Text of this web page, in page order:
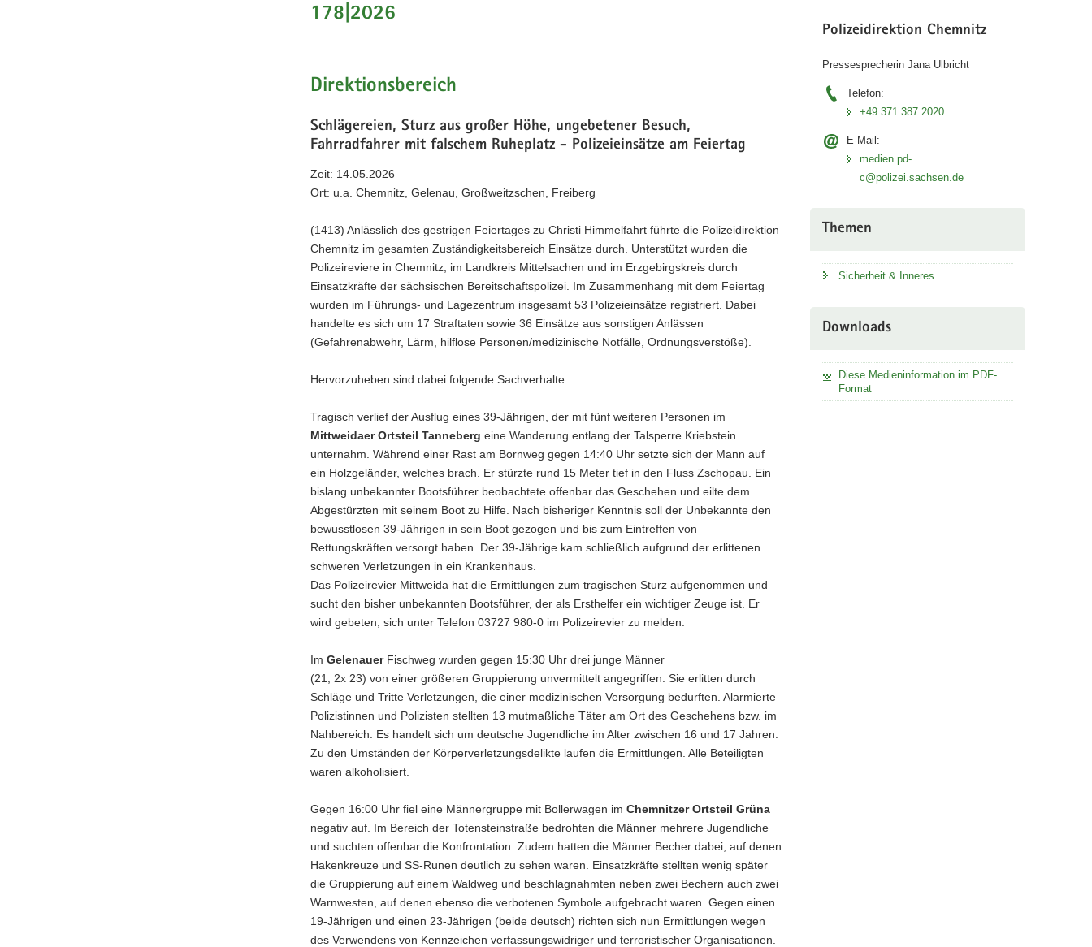
178|2026
Direktionsbereich
Schlägereien, Sturz aus großer Höhe, ungebetener Besuch,
Fahrradfahrer mit falschem Ruheplatz - Polizeieinsätze am Feiertag
Zeit: 14.05.2026
Ort: u.a. Chemnitz, Gelenau, Großweitzschen, Freiberg
(1413) Anlässlich des gestrigen Feiertages zu Christi Himmelfahrt führte die Polizeidirektion
Chemnitz im gesamten Zuständigkeitsbereich Einsätze durch. Unterstützt wurden die
Polizeireviere in Chemnitz, im Landkreis Mittelsachen und im Erzgebirgskreis durch
Einsatzkräfte der sächsischen Bereitschaftspolizei. Im Zusammenhang mit dem Feiertag
wurden im Führungs- und Lagezentrum insgesamt 53 Polizeieinsätze registriert. Dabei
handelte es sich um 17 Straftaten sowie 36 Einsätze aus sonstigen Anlässen
(Gefahrenabwehr, Lärm, hilflose Personen/medizinische Notfälle, Ordnungsverstöße).
Hervorzuheben sind dabei folgende Sachverhalte:
Tragisch verlief der Ausflug eines 39-Jährigen, der mit fünf weiteren Personen im
Mittweidaer Ortsteil Tanneberg eine Wanderung entlang der Talsperre Kriebstein
unternahm. Während einer Rast am Bornweg gegen 14:40 Uhr setzte sich der Mann auf
ein Holzgeländer, welches brach. Er stürzte rund 15 Meter tief in den Fluss Zschopau. Ein
bislang unbekannter Bootsführer beobachtete offenbar das Geschehen und eilte dem
Abgestürzten mit seinem Boot zu Hilfe. Nach bisheriger Kenntnis soll der Unbekannte den
bewusstlosen 39-Jährigen in sein Boot gezogen und bis zum Eintreffen von
Rettungskräften versorgt haben. Der 39-Jährige kam schließlich aufgrund der erlittenen
schweren Verletzungen in ein Krankenhaus.
Das Polizeirevier Mittweida hat die Ermittlungen zum tragischen Sturz aufgenommen und
sucht den bisher unbekannten Bootsführer, der als Ersthelfer ein wichtiger Zeuge ist. Er
wird gebeten, sich unter Telefon 03727 980-0 im Polizeirevier zu melden.
Im GelenauerFischweg wurden gegen 15:30 Uhr drei junge Männer
(21, 2x 23) von einer größeren Gruppierung unvermittelt angegriffen. Sie erlitten durch
Schläge und Tritte Verletzungen, die einer medizinischen Versorgung bedurften. Alarmierte
Polizistinnen und Polizisten stellten 13 mutmaßliche Täter am Ort des Geschehens bzw. im
Nahbereich. Es handelt sich um deutsche Jugendliche im Alter zwischen 16 und 17 Jahren.
Zu den Umständen der Körperverletzungsdelikte laufen die Ermittlungen. Alle Beteiligten
waren alkoholisiert.
Gegen 16:00 Uhr fiel eine Männergruppe mit Bollerwagen im Chemnitzer Ortsteil Grüna
negativ auf. Im Bereich der Totensteinstraße bedrohten die Männer mehrere Jugendliche
und suchten offenbar die Konfrontation. Zudem hatten die Männer Becher dabei, auf denen
Hakenkreuze und SS-Runen deutlich zu sehen waren. Einsatzkräfte stellten wenig später
die Gruppierung auf einem Waldweg und beschlagnahmten neben zwei Bechern auch zwei
Warnwesten, auf denen ebenso die verbotenen Symbole aufgebracht waren. Gegen einen
19-Jährigen und einen 23-Jährigen (beide deutsch) richten sich nun Ermittlungen wegen
des Verwendens von Kennzeichen verfassungswidriger und terroristischer Organisationen.
Polizeidirektion Chemnitz
Pressesprecherin Jana Ulbricht
Telefon:
+49 371 387 2020
E-Mail:
medien.pd-
c@polizei.sachsen.de
Themen
Sicherheit & Inneres
Downloads
Diese Medieninformation im PDF-
Format